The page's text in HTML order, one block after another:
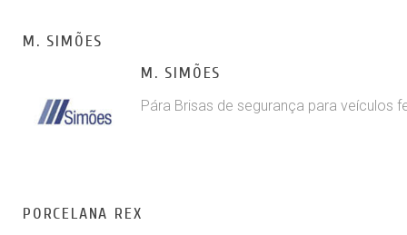
M. SIMÕES
M. SIMÕES
Pára Brisas de segurança para veículos
PORCELANA REX